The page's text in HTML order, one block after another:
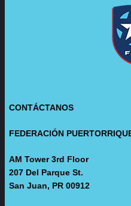
CONTÁCTANOS
FEDERACIÓN
AM Tower 3rd Floor
207 Del Parque St.
San Juan, PR 00912